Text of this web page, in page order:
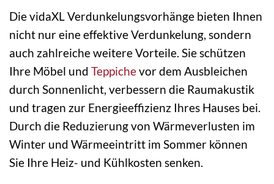
Die vidaXL Verdunkelungsvorhänge bieten Ihnen
nicht nur eine effektive Verdunkelung, sondern
auch zahlreiche weitere Vorteile. Sie schützen
Ihre Möbel und Teppichevor dem Ausbleichen
durch Sonnenlicht, verbessern die Raumakustik
und tragen zur Energieeffizienz Ihres Hauses bei.
Durch die Reduzierung von Wärmeverlusten im
Winter und Wärmeeintritt im Sommer können
Sie Ihre Heiz- und Kühlkosten senken.